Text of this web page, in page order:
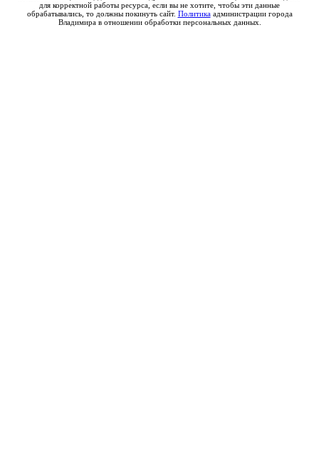
для корректной работы ресурса, если вы не хотите, чтобы эти данные
обрабатывались, то должны покинуть сайт. Политикаадминистрации города
Владимира в отношении обработки персональных данных.